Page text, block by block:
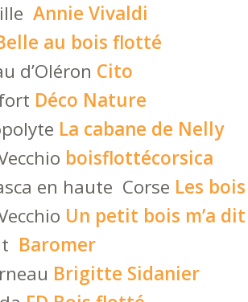
Annie Vivaldi
au bois flotté
d’Oléron Cito
Déco Nature
La cabane de Nelly
boisflottécorsica
en haute Corse Les
Un petit bois m’a dit
Baromer
Brigitte Sidanier